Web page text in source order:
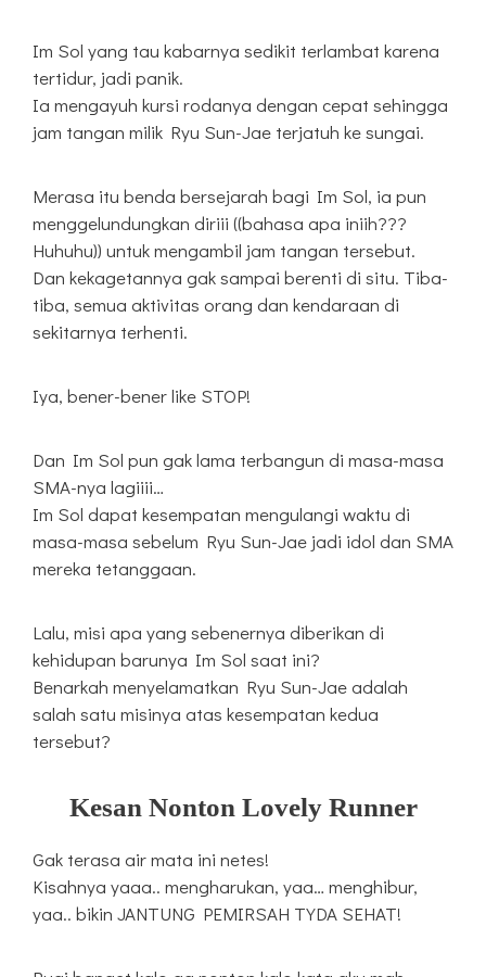
Im Sol yang tau kabarnya sedikit terlambat karena
tertidur, jadi panik.
Ia mengayuh kursi rodanya dengan cepat sehingga
jam tangan milik Ryu Sun-Jae terjatuh ke sungai.
Merasa itu benda bersejarah bagi Im Sol, ia pun
menggelundungkan diriii ((bahasa apa iniih???
Huhuhu)) untuk mengambil jam tangan tersebut.
Dan kekagetannya gak sampai berenti di situ. Tiba-
tiba, semua aktivitas orang dan kendaraan di
sekitarnya terhenti.
Iya, bener-bener like STOP!
Dan Im Sol pun gak lama terbangun di masa-masa
SMA-nya lagiiii…
Im Sol dapat kesempatan mengulangi waktu di
masa-masa sebelum Ryu Sun-Jae jadi idol dan SMA
mereka tetanggaan.
Lalu, misi apa yang sebenernya diberikan di
kehidupan barunya Im Sol saat ini?
Benarkah menyelamatkan Ryu Sun-Jae adalah
salah satu misinya atas kesempatan kedua
tersebut?
Kesan Nonton Lovely Runner
Gak terasa air mata ini netes!
Kisahnya yaaa.. mengharukan, yaa… menghibur,
yaa.. bikin JANTUNG PEMIRSAH TYDA SEHAT!